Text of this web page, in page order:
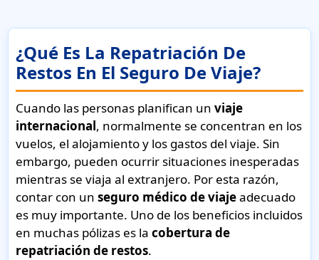
¿Qué Es La Repatriación De
Restos En El Seguro De Viaje?
Cuando las personas planifican unviaje
internacional, normalmente se concentran en los
vuelos, el alojamiento y los gastos del viaje. Sin
embargo, pueden ocurrir situaciones inesperadas
mientras se viaja al extranjero. Por esta razón,
contar con unseguro médico de viajeadecuado
es muy importante. Uno de los beneficios incluidos
en muchas pólizas es lacobertura de
repatriación de restos.